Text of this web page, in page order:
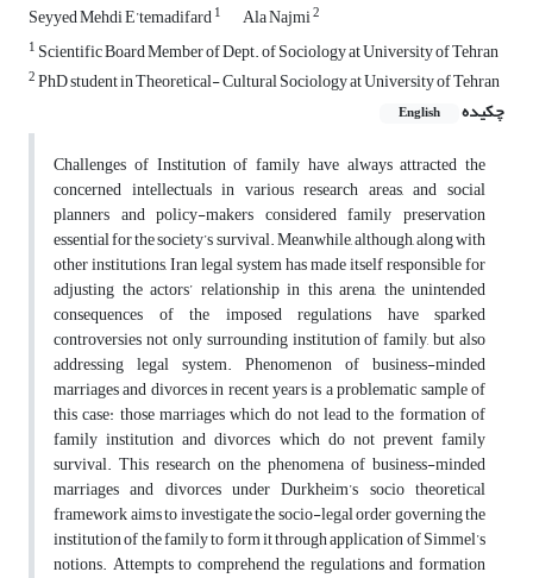
Seyyed Mehdi E’temadifard1 Ala Najmi2
1 Scientific Board Member of Dept. of Sociology at University of Tehran
2PhD student in Theoretical- Cultural Sociology at University of Tehran
چکیده
English
Challenges of Institution of family have always attracted the
concerned intellectuals in various research areas, and social
planners and policy-makers considered family preservation
essential for the society’s survival. Meanwhile, although, along with
other institutions, Iran legal system has made itself responsible for
adjusting the actors’ relationship in this arena, the unintended
consequences of the imposed regulations have sparked
controversies not only surrounding institution of family, but also
addressing legal system. Phenomenon of business-minded
marriages and divorces in recent years is a problematic sample of
this case: those marriages which do not lead to the formation of
family institution and divorces which do not prevent family
survival. This research on the phenomena of business-minded
marriages and divorces under Durkheim’s socio theoretical
framework aims to investigate the socio-legal order governing the
institution of the family to form it through application of Simmel’s
notions. Attempts to comprehend the regulations and formation